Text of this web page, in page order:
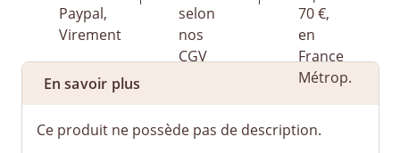
En savoir plus
Ce produit ne possède pas de description.